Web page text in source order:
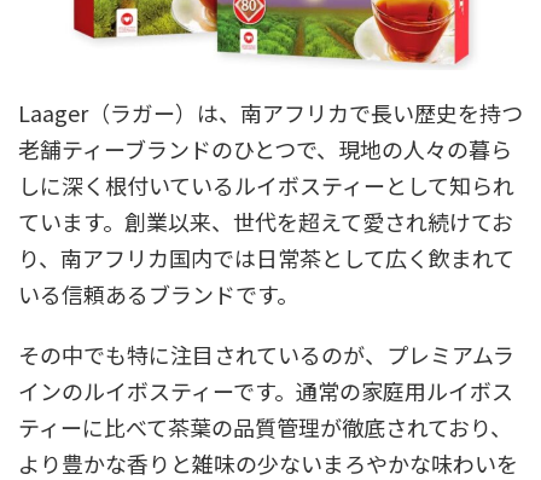
Laager（ラガー）は、南アフリカで長い歴史を持つ
老舗ティーブランドのひとつで、現地の人々の暮ら
しに深く根付いているルイボスティーとして知られ
ています。創業以来、世代を超えて愛され続けてお
り、南アフリカ国内では日常茶として広く飲まれて
いる信頼あるブランドです。
その中でも特に注目されているのが、プレミアムラ
インのルイボスティーです。通常の家庭用ルイボス
ティーに比べて茶葉の品質管理が徹底されており、
より豊かな香りと雑味の少ないまろやかな味わいを